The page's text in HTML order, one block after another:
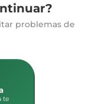
problemas de
te